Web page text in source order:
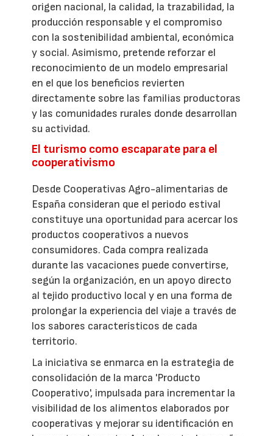
origen nacional, la calidad, la trazabilidad, la
producción responsable y el compromiso
con la sostenibilidad ambiental, económica
y social. Asimismo, pretende reforzar el
reconocimiento de un modelo empresarial
en el que los beneficios revierten
directamente sobre las familias productoras
y las comunidades rurales donde desarrollan
su actividad.
El turismo como escaparate para el
cooperativismo
Desde Cooperativas Agro-alimentarias de
España consideran que el periodo estival
constituye una oportunidad para acercar los
productos cooperativos a nuevos
consumidores. Cada compra realizada
durante las vacaciones puede convertirse,
según la organización, en un apoyo directo
al tejido productivo local y en una forma de
prolongar la experiencia del viaje a través de
los sabores característicos de cada
territorio.
La iniciativa se enmarca en la estrategia de
consolidación de la marca 'Producto
Cooperativo', impulsada para incrementar la
visibilidad de los alimentos elaborados por
cooperativas y mejorar su identificación en